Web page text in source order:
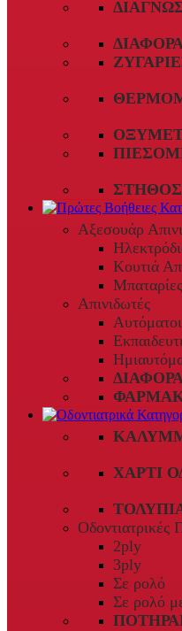
Αξεσουάρ
Κουτιά
Μπαταρίες
Απινιδωτές
Αυτόματοι
ΧΑΡΤΊ
Οδοντιατρικές
2ply
3ply
Σε ρολό
Σε ρολό